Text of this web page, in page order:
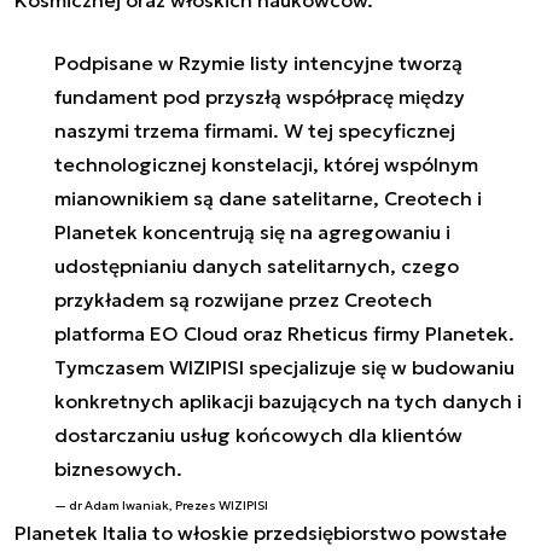
Podpisane w Rzymie listy intencyjne tworzą
fundament pod przyszłą współpracę między
naszymi trzema firmami. W tej specyficznej
technologicznej konstelacji, której wspólnym
mianownikiem są dane satelitarne, Creotech i
Planetek koncentrują się na agregowaniu i
udostępnianiu danych satelitarnych, czego
przykładem są rozwijane przez Creotech
platforma EO Cloud oraz Rheticus firmy Planetek.
Tymczasem WIZIPISI specjalizuje się w budowaniu
konkretnych aplikacji bazujących na tych danych i
dostarczaniu usług końcowych dla klientów
biznesowych.
dr Adam Iwaniak, Prezes WIZIPISI
Planetek Italia to włoskie przedsiębiorstwo powstałe